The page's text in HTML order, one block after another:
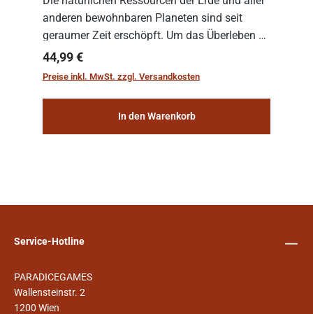
anderen bewohnbaren Planeten sind seit
geraumer Zeit erschöpft. Um das Überleben zu
sichern, wurden die sogenannten
„Weltenschiffe“ gebaut. Auf diesen
Regulärer Preis:
44,99 €
Preise inkl. MwSt. zzgl. Versandkosten
In den Warenkorb
Service-Hotline
PARADICEGAMES
Wallensteinstr. 2
1200 Wien